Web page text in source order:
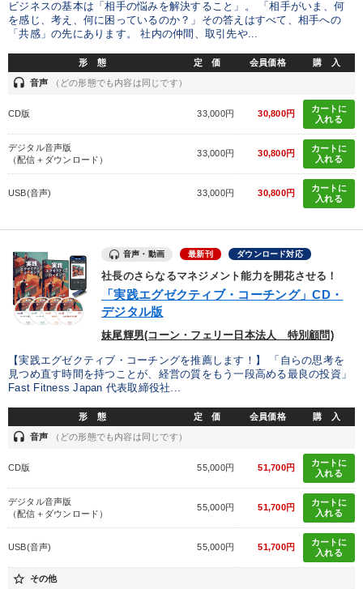
ビジネスの基本は「相手の悩みを解決すること」。 「相手がいま、何
を感じ、考え、何に困っているのか？」その答えはすべて、相手への
「共感」の先にあります。 社内の仲間、取引先や...
形 態 定 価 会員価格 購 入
headset 音声 （どの形態でも内容は同じです）
CD版 33,000円 30,800円
カートに
入れる
デジタル音声版
（配信＋ダウンロード）
33,000円 30,800円
カートに
入れる
USB(音声) 33,000円 30,800円
カートに
入れる
音声・動画 最新刊 ダウンロード対応
社長のさらなるマネジメント能力を開花させる！
「実践エグゼクティブ・コーチング」CD・
デジタル版
妹尾輝男(コーン・フェリー日本法人 特別顧問)
【実践エグゼクティブ・コーチングを推薦します！】 「自らの思考を
見つめ直す時間を持つことが、経営の質をもう一段高める最良の投資」
Fast Fitness Japan 代表取締役社...
形 態 定 価 会員価格 購 入
headset 音声 （どの形態でも内容は同じです）
CD版 55,000円 51,700円
カートに
入れる
デジタル音声版
（配信＋ダウンロード）
55,000円 51,700円
カートに
入れる
USB(音声) 55,000円 51,700円
カートに
入れる
star_border その他